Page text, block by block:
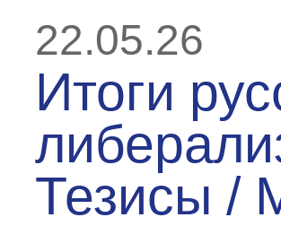
22.05.26
Итоги
Тезисы /